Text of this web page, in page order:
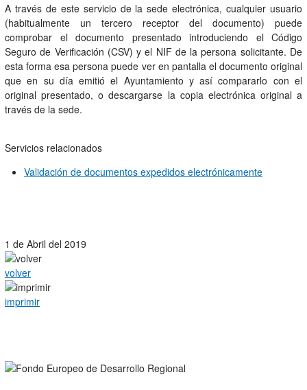
A través de este servicio de la sede electrónica, cualquier usuario
(habitualmente un tercero receptor del documento) puede
comprobar el documento presentado introduciendo el Código
Seguro de Verificación (CSV) y el NIF de la persona solicitante. De
esta forma esa persona puede ver en pantalla el documento original
que en su día emitió el Ayuntamiento y así compararlo con el
original presentado, o descargarse la copia electrónica original a
través de la sede.
Servicios relacionados
Validación de documentos expedidos electrónicamente
1 de Abril del 2019
volver
imprimir